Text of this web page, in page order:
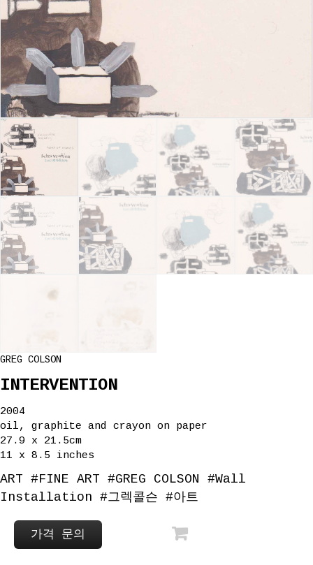
GREG COLSON
INTERVENTION
2004
oil, graphite and crayon on paper
27.9 x 21.5cm
11 x 8.5 inches
ART #FINE ART #GREG COLSON #Wall
Installation #그렉콜슨 #아트
가격 문의